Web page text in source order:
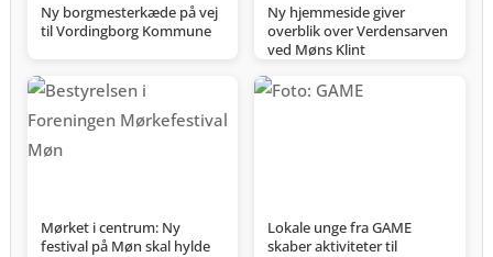
Ny borgmesterkæde på vej
til Vordingborg Kommune
Ny hjemmeside giver
overblik over Verdensarven
ved Møns Klint
Mørket i centrum: Ny
festival på Møn skal hylde
Lokale unge fra GAME
skaber aktiviteter til